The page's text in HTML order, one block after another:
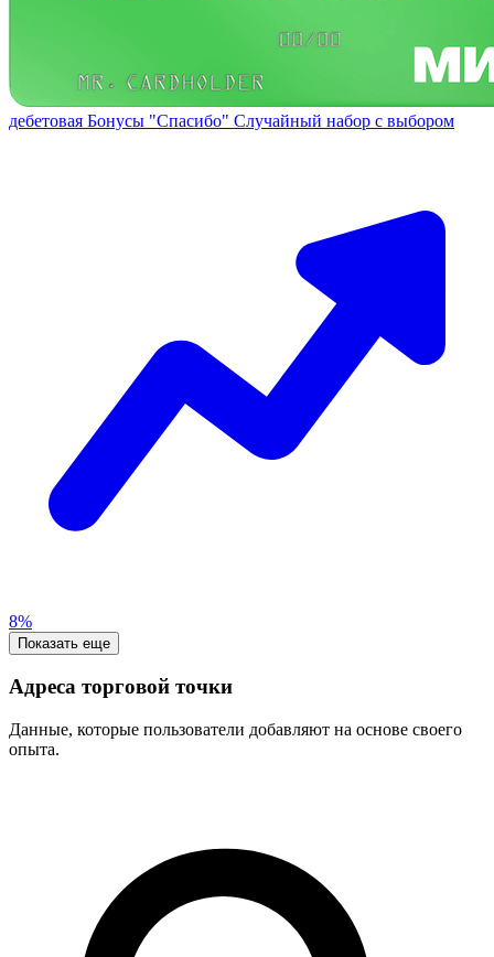
дебетовая Бонусы "Спасибо" Случайный набор с выбором
8%
Показать еще
Адреса торговой точки
Данные, которые пользователи добавляют на основе своего
опыта.